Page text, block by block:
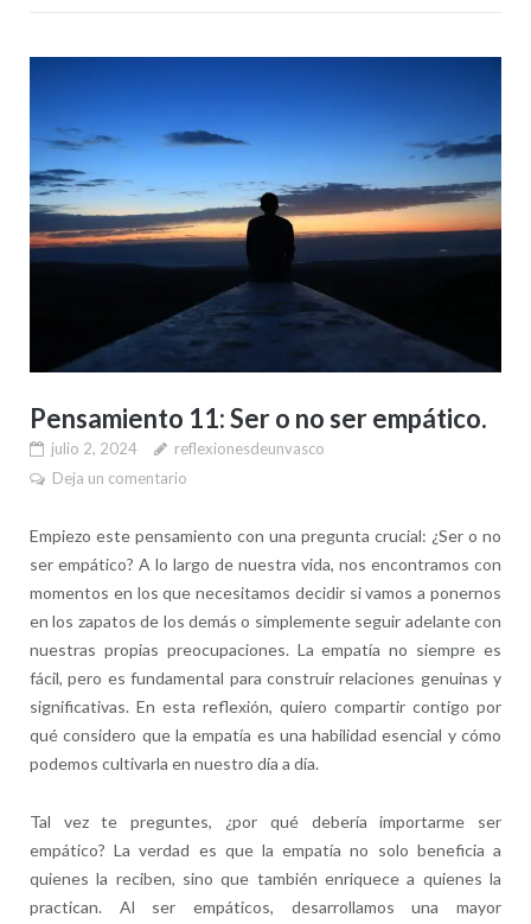
Pensamiento 11: Ser o no ser empático.
julio 2, 2024
reflexionesdeunvasco
Deja un comentario
Empiezo este pensamiento con una pregunta crucial: ¿Ser o no
ser empático? A lo largo de nuestra vida, nos encontramos con
momentos en los que necesitamos decidir si vamos a ponernos
en los zapatos de los demás o simplemente seguir adelante con
nuestras propias preocupaciones. La empatía no siempre es
fácil, pero es fundamental para construir relaciones genuinas y
significativas. En esta reflexión, quiero compartir contigo por
qué considero que la empatía es una habilidad esencial y cómo
podemos cultivarla en nuestro día a día.
Tal vez te preguntes, ¿por qué debería importarme ser
empático? La verdad es que la empatía no solo beneficia a
quienes la reciben, sino que también enriquece a quienes la
practican. Al ser empáticos, desarrollamos una mayor